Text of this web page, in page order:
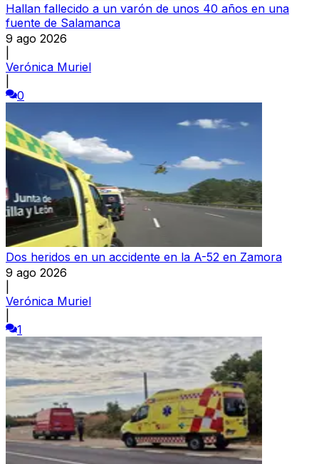
Hallan fallecido a un varón de unos 40 años en una
fuente de Salamanca
9 ago 2026
Verónica Muriel
0
Dos heridos en un accidente en la A-52 en Zamora
9 ago 2026
Verónica Muriel
1